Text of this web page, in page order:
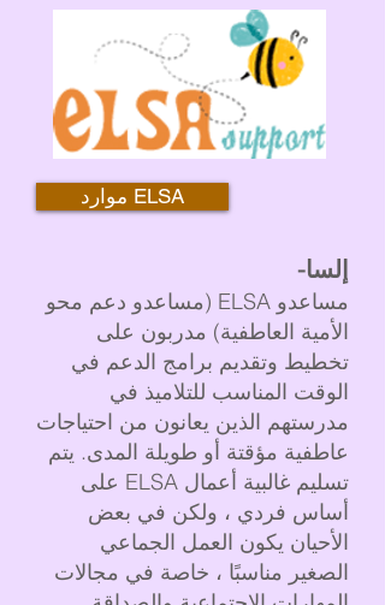
موارد ELSA
إلسا-
مساعدو ELSA (مساعدو دعم محو
الأمية العاطفية) مدربون على
تخطيط وتقديم برامج الدعم في
الوقت المناسب للتلاميذ في
مدرستهم الذين يعانون من احتياجات
عاطفية مؤقتة أو طويلة المدى. يتم
تسليم غالبية أعمال ELSA على
أساس فردي ، ولكن في بعض
الأحيان يكون العمل الجماعي
الصغير مناسبًا ، خاصة في مجالات